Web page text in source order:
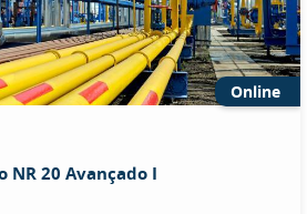
Online
NR 20 Avançado I